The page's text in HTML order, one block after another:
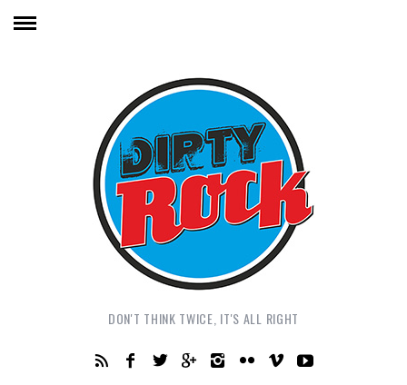
DON'T THINK TWICE, IT'S ALL RIGHT